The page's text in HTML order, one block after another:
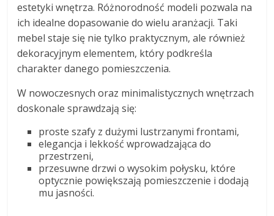
estetyki wnętrza. Różnorodność modeli pozwala na
ich idealne dopasowanie do wielu aranżacji. Taki
mebel staje się nie tylko praktycznym, ale również
dekoracyjnym elementem, który podkreśla
charakter danego pomieszczenia.
W nowoczesnych oraz minimalistycznych wnętrzach
doskonale sprawdzają się:
proste szafy z dużymi lustrzanymi frontami,
elegancja i lekkość wprowadzająca do
przestrzeni,
przesuwne drzwi o wysokim połysku, które
optycznie powiększają pomieszczenie i dodają
mu jasności.